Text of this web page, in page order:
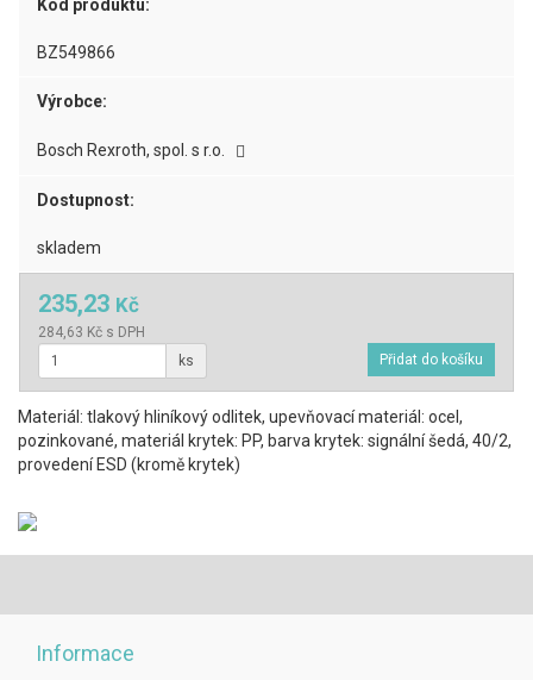
Kód produktu:
BZ549866
Výrobce:
Bosch Rexroth, spol. s r.o.
Dostupnost:
skladem
235,23 Kč
284,63 Kč s DPH
ks
Materiál: tlakový hliníkový odlitek, upevňovací materiál: ocel,
pozinkované, materiál krytek: PP, barva krytek: signální šedá, 40/2,
provedení ESD (kromě krytek)
Informace